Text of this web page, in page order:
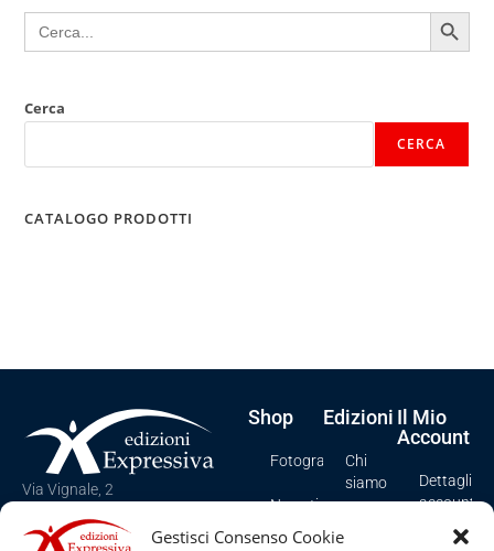
Gestisci Consenso Cookie
Search
for:
SEARCH BUTTON
Cerca
CERCA
CATALOGO PRODOTTI
Via Vignale, 2
Spezzano Albanese (CS), Italy
Tel e Fax: +39 0981/958276
Shop
Fotografia
Narrativa
Edizioni
Chi
siamo
Il Mio
Account
Dettagli
account
I miei